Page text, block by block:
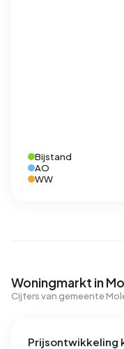
Bijstand
AO
WW
Woningmarkt in
Cijfers van gemeente
Prijsontwikkeling